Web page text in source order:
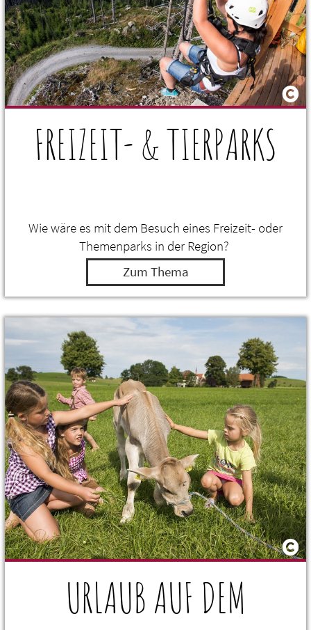
FREIZEIT- & TIERPARKS
Wie wäre es mit dem Besuch eines Freizeit- oder
Themenparks in der Region?
Zum Thema
URLAUB AUF DEM